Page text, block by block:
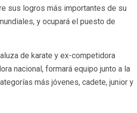
sus logros más importantes de su
y ocupará el puesto de
de karate y ex-competidora
nacional, formará equipo junto a la
más jóvenes, cadete, junior y